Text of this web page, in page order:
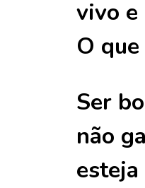
vivo e
O
Ser
não